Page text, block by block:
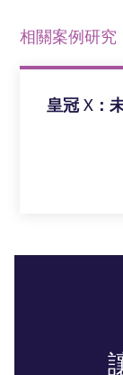
相關案例研究
皇冠 X：